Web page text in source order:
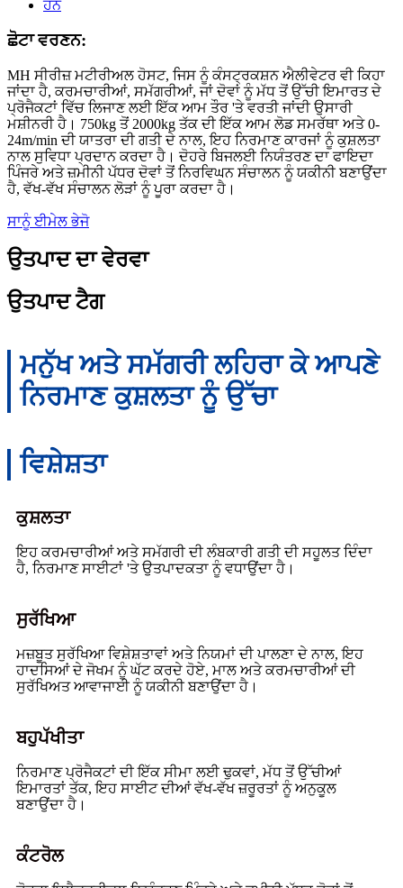
ਛੋਟਾ ਵਰਣਨ:
MH ਸੀਰੀਜ਼ ਮਟੀਰੀਅਲ ਹੋਸਟ, ਜਿਸ ਨੂੰ ਕੰਸਟ੍ਰਕਸ਼ਨ ਐਲੀਵੇਟਰ ਵੀ ਕਿਹਾ
ਜਾਂਦਾ ਹੈ, ਕਰਮਚਾਰੀਆਂ, ਸਮੱਗਰੀਆਂ, ਜਾਂ ਦੋਵਾਂ ਨੂੰ ਮੱਧ ਤੋਂ ਉੱਚੀ ਇਮਾਰਤ ਦੇ
ਪ੍ਰੋਜੈਕਟਾਂ ਵਿੱਚ ਲਿਜਾਣ ਲਈ ਇੱਕ ਆਮ ਤੌਰ 'ਤੇ ਵਰਤੀ ਜਾਂਦੀ ਉਸਾਰੀ
ਮਸ਼ੀਨਰੀ ਹੈ। 750kg ਤੋਂ 2000kg ਤੱਕ ਦੀ ਇੱਕ ਆਮ ਲੋਡ ਸਮਰੱਥਾ ਅਤੇ 0-
24m/min ਦੀ ਯਾਤਰਾ ਦੀ ਗਤੀ ਦੇ ਨਾਲ, ਇਹ ਨਿਰਮਾਣ ਕਾਰਜਾਂ ਨੂੰ ਕੁਸ਼ਲਤਾ
ਨਾਲ ਸੁਵਿਧਾ ਪ੍ਰਦਾਨ ਕਰਦਾ ਹੈ। ਦੋਹਰੇ ਬਿਜਲਈ ਨਿਯੰਤਰਣ ਦਾ ਫਾਇਦਾ
ਪਿੰਜਰੇ ਅਤੇ ਜ਼ਮੀਨੀ ਪੱਧਰ ਦੋਵਾਂ ਤੋਂ ਨਿਰਵਿਘਨ ਸੰਚਾਲਨ ਨੂੰ ਯਕੀਨੀ ਬਣਾਉਂਦਾ
ਹੈ, ਵੱਖ-ਵੱਖ ਸੰਚਾਲਨ ਲੋੜਾਂ ਨੂੰ ਪੂਰਾ ਕਰਦਾ ਹੈ।
ਸਾਨੂੰ ਈਮੇਲ ਭੇਜੋ
ਉਤਪਾਦ ਦਾ ਵੇਰਵਾ
ਉਤਪਾਦ ਟੈਗ
ਮਨੁੱਖ ਅਤੇ ਸਮੱਗਰੀ ਲਹਿਰਾ ਕੇ ਆਪਣੇ
ਨਿਰਮਾਣ ਕੁਸ਼ਲਤਾ ਨੂੰ ਉੱਚਾ
ਵਿਸ਼ੇਸ਼ਤਾ
ਕੁਸ਼ਲਤਾ
ਇਹ ਕਰਮਚਾਰੀਆਂ ਅਤੇ ਸਮੱਗਰੀ ਦੀ ਲੰਬਕਾਰੀ ਗਤੀ ਦੀ ਸਹੂਲਤ ਦਿੰਦਾ
ਹੈ, ਨਿਰਮਾਣ ਸਾਈਟਾਂ 'ਤੇ ਉਤਪਾਦਕਤਾ ਨੂੰ ਵਧਾਉਂਦਾ ਹੈ।
ਸੁਰੱਖਿਆ
ਮਜ਼ਬੂਤ ​​ਸੁਰੱਖਿਆ ਵਿਸ਼ੇਸ਼ਤਾਵਾਂ ਅਤੇ ਨਿਯਮਾਂ ਦੀ ਪਾਲਣਾ ਦੇ ਨਾਲ, ਇਹ
ਹਾਦਸਿਆਂ ਦੇ ਜੋਖਮ ਨੂੰ ਘੱਟ ਕਰਦੇ ਹੋਏ, ਮਾਲ ਅਤੇ ਕਰਮਚਾਰੀਆਂ ਦੀ
ਸੁਰੱਖਿਅਤ ਆਵਾਜਾਈ ਨੂੰ ਯਕੀਨੀ ਬਣਾਉਂਦਾ ਹੈ।
ਬਹੁਪੱਖੀਤਾ
ਨਿਰਮਾਣ ਪ੍ਰੋਜੈਕਟਾਂ ਦੀ ਇੱਕ ਸੀਮਾ ਲਈ ਢੁਕਵਾਂ, ਮੱਧ ਤੋਂ ਉੱਚੀਆਂ
ਇਮਾਰਤਾਂ ਤੱਕ, ਇਹ ਸਾਈਟ ਦੀਆਂ ਵੱਖ-ਵੱਖ ਜ਼ਰੂਰਤਾਂ ਨੂੰ ਅਨੁਕੂਲ
ਬਣਾਉਂਦਾ ਹੈ।
ਕੰਟਰੋਲ